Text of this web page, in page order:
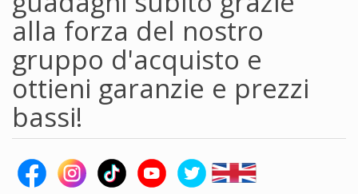
alla forza del nostro
gruppo d'acquisto e
ottieni garanzie e prezzi
bassi!